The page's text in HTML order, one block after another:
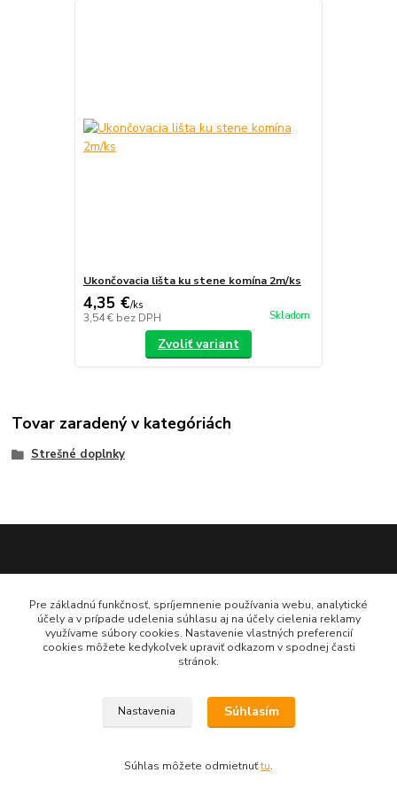
Ukončovacia lišta ku stene komína 2m/ks
4,35 €/ks
3,54 € bez DPH Skladom
Zvoliť variant
Tovar zaradený v kategóriách
Strešné doplnky
0948 484 313
Po-Pia 7:30-16:00 hod
doplnkykstrecham@gmail.com
Vytvorené na Eshop-rychlo.sk
Pre základnú funkčnosť, spríjemnenie používania webu, analytické
účely a v prípade udelenia súhlasu aj na účely cielenia reklamy
využívame súbory cookies. Nastavenie vlastných preferencií
cookies môžete kedykoľvek upraviť odkazom v spodnej časti
stránok.
Nastavenia Súhlasím
Súhlas môžete odmietnuťtu.